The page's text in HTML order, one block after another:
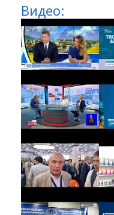
Видео: